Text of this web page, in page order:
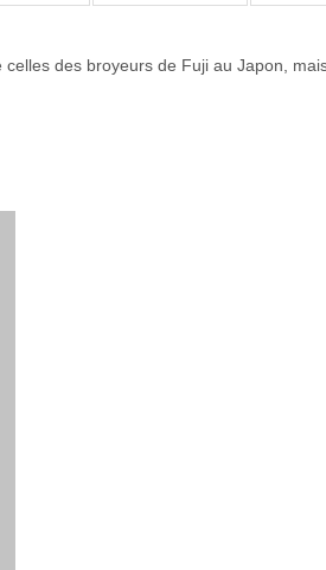
des broyeurs de Fuji au Japon,